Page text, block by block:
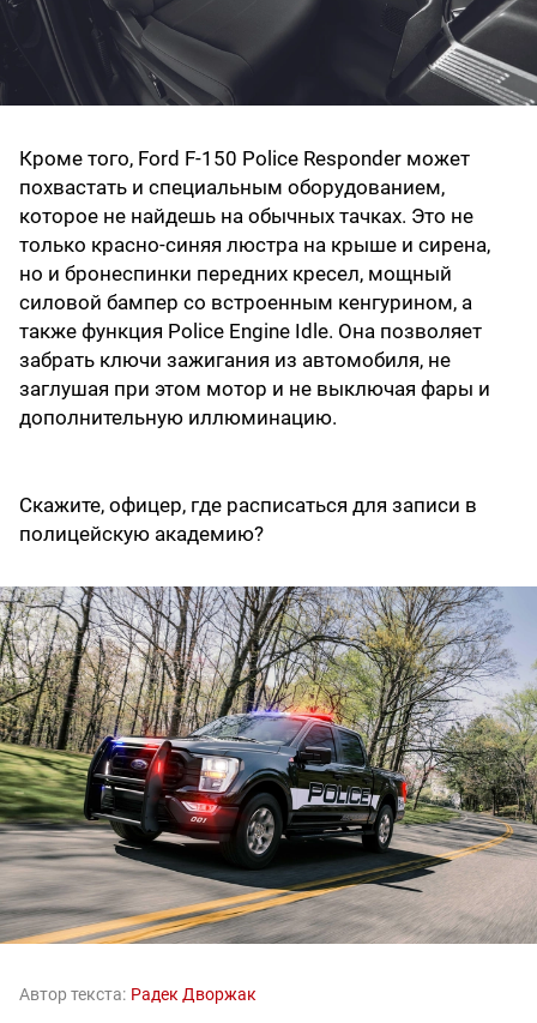
Кроме того, Ford F-150 Police Responder может
похвастать и специальным оборудованием,
которое не найдешь на обычных тачках. Это не
только красно-синяя люстра на крыше и сирена,
но и бронеспинки передних кресел, мощный
силовой бампер со встроенным кенгурином, а
также функция Police Engine Idle. Она позволяет
забрать ключи зажигания из автомобиля, не
заглушая при этом мотор и не выключая фары и
дополнительную иллюминацию.
Скажите, офицер, где расписаться для записи в
полицейскую академию?
Автор текста: Радек Дворжак